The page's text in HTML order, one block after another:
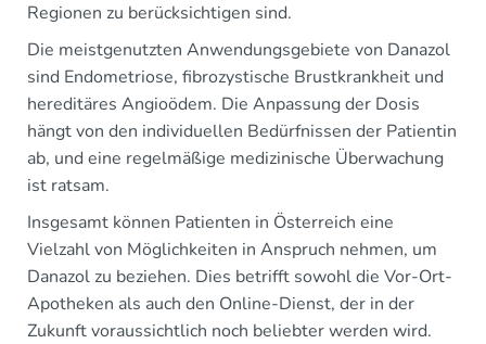
Regionen zu berücksichtigen sind.
Die meistgenutzten Anwendungsgebiete von Danazol
sind Endometriose, fibrozystische Brustkrankheit und
hereditäres Angioödem. Die Anpassung der Dosis
hängt von den individuellen Bedürfnissen der Patientin
ab, und eine regelmäßige medizinische Überwachung
ist ratsam.
Insgesamt können Patienten in Österreich eine
Vielzahl von Möglichkeiten in Anspruch nehmen, um
Danazol zu beziehen. Dies betrifft sowohl die Vor-Ort-
Apotheken als auch den Online-Dienst, der in der
Zukunft voraussichtlich noch beliebter werden wird.